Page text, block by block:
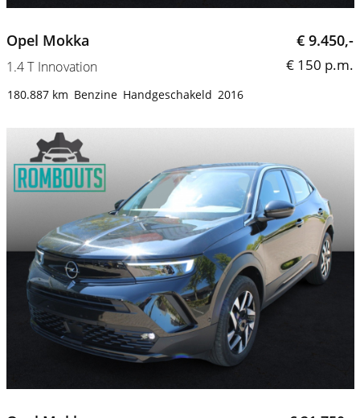
Opel Mokka
1.4 T Innovation
€ 9.450,-
€ 150 p.m.
180.887 km Benzine Handgeschakeld 2016